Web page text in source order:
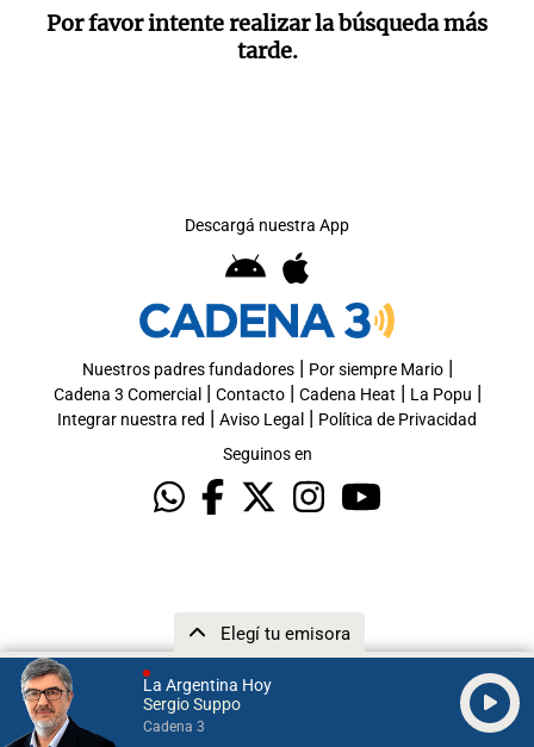
La Argentina Hoy
Sergio Suppo
Cadena 3
Elegí tu emisora
Por favor intente realizar la búsqueda más
tarde.
Descargá nuestra App
Nuestros padres fundadores| Por siempre Mario|
Cadena 3 Comercial | Contacto| Cadena Heat | La Popu |
Integrar nuestra red | Aviso Legal | Política de Privacidad
Seguinos en